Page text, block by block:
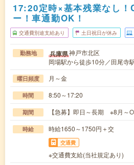
17:20定時×基本残業なし！
ー！車通勤OK！
交通費別途支給あり 土日祝日が休み
勤務地 兵庫県神戸市北区
岡場駅から徒歩10分／田尾寺
曜日頻度 月～金
時間 8:50～17:20
期間 【急募】即日～長期 ※8月～
時給 時給1650～1750円＋交
交通費
※交通費支給(当社規定あり)